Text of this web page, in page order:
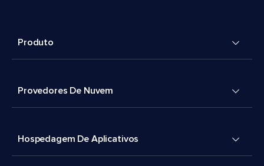
Produto
Provedores De Nuvem
Hospedagem De Aplicativos